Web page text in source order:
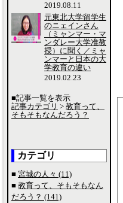
2019.08.11
元東北大学留学生
のニェインさん
（ミャンマー・マ
ンダレー大学准教
授）に聞く／ミャ
ンマーと日本の大
学教育の違い
2019.02.23
■記事一覧を表示
記事カテゴリ > 教育って、
そもそもなんだろう？
カテゴリ
■ 宮城の人々 (11)
■ 教育って、そもそもなん
だろう？ (141)